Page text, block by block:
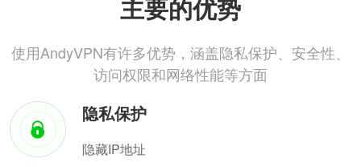
主要的优势
使用AndyVPN有许多优势，涵盖隐私保护、安全性、
访问权限和网络性能等方面
隐私保护
隐藏IP地址